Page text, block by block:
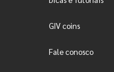
GIV coins
Fale conosco